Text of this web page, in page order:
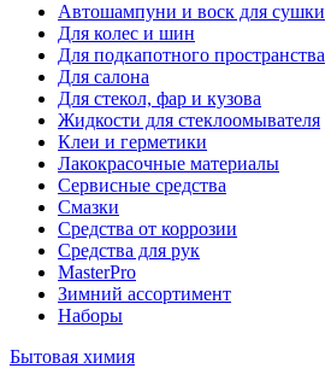
Автошампуни и воск для сушки
Для колес и шин
Для подкапотного пространства
Для салона
Для стекол, фар и кузова
Жидкости для стеклоомывателя
Клеи и герметики
Лакокрасочные материалы
Сервисные средства
Смазки
Средства от коррозии
Средства для рук
MasterPro
Зимний ассортимент
Наборы
Бытовая химия